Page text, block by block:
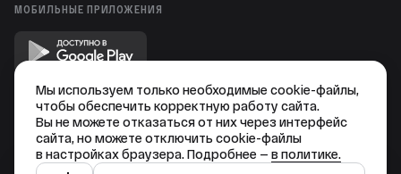
МОБИЛЬНЫЕ ПРИЛОЖЕНИЯ
ООО «ОВК ТЕРМ»
Вся информация на сайте носит справочный характер и не
является публичной офертой, определяемой статьей 437 ГК
РФ. Изображения и описания могут не соответствовать
Мы используем только необходимые cookie-файлы,
чтобы обеспечить корректную работу сайта.
Вы не можете отказаться от них через интерфейс
сайта, но можете отключить cookie-файлы
в настройках браузера. Подробнее — в политике.